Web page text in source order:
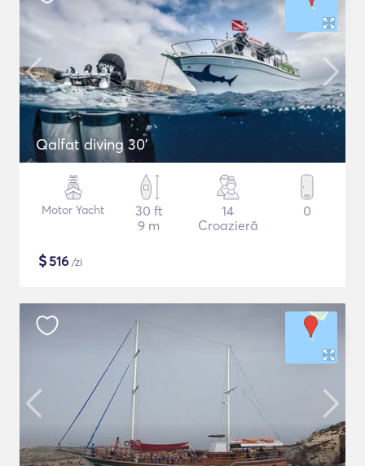
Qalfat diving 30'
Motor Yacht
30 ft
9 m
14
Croazieră
0
$516 /zi